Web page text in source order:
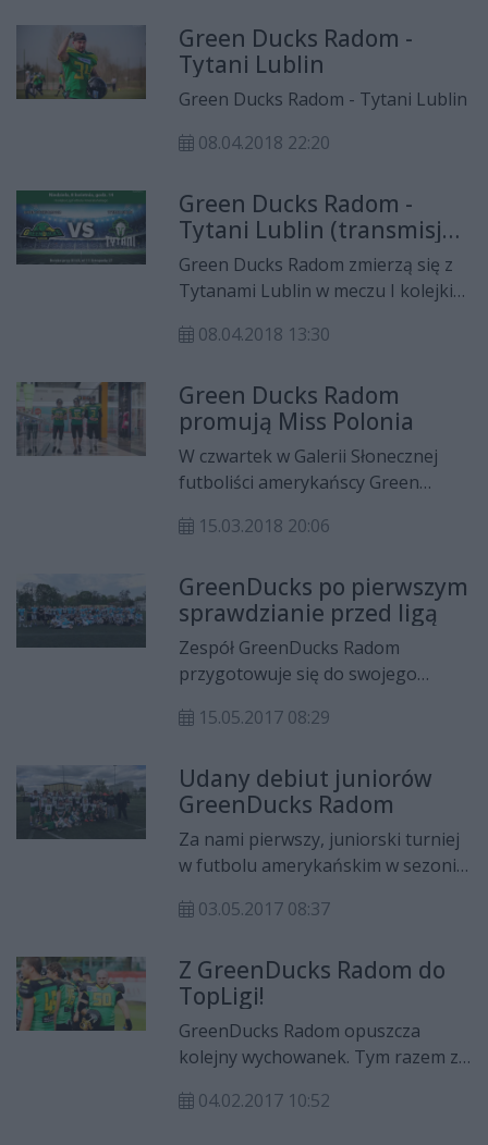
Green Ducks Radom -
Tytani Lublin
Green Ducks Radom - Tytani Lublin
08.04.2018 22:20
Green Ducks Radom -
Tytani Lublin (transmisja
TV)
Green Ducks Radom zmierzą się z
Tytanami Lublin w meczu I kolejki
Spotkanie zostanie rozegrane w
boisku przy XI LO im. Staszica.
Zapraszamy do oglądania
telewizyjnej transmisji z tego
pojedynku.
08.04.2018 13:30
Green Ducks Radom
promują Miss Polonia
W czwartek w Galerii Słonecznej
futboliści amerykańscy Green
Miss Polonia 2018 - Ziemia
15.03.2018 20:06
GreenDucks po pierwszym
sprawdzianie przed ligą
Zespół GreenDucks Radom
przygotowuje się do swojego
Futbolu Amerykańskiego. Drużyna
niedzielę (14 maja) rozegrała
pierwszy sparing. Rywalem
radomian na wyjeździe był zespół
Angels Toruń.
15.05.2017 08:29
Udany debiut juniorów
GreenDucks Radom
Za nami pierwszy, juniorski turniej
w futbolu amerykańskim w sezonie
zadebiutował pierwszy raz w swojej
Radom. Podopieczni Krzysztofa
Gajewskiego na inaugurację
sezonu zaliczyli zwycięstwo oraz
porażkę.
03.05.2017 08:37
Z GreenDucks Radom do
TopLigi!
GreenDucks Radom opuszcza
kolejny wychowanek. Tym razem z
przyszły sezon żegna się Mateusz
04.02.2017 10:52